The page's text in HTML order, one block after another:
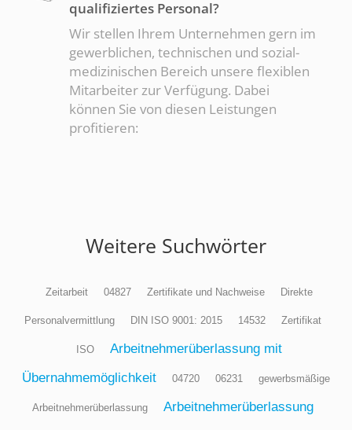
qualifiziertes Personal?
Wir stellen Ihrem Unternehmen gern im
gewerblichen, technischen und sozial-
medizinischen Bereich unsere flexiblen
Mitarbeiter zur Verfügung. Dabei
können Sie von diesen Leistungen
profitieren:
Weitere Suchwörter
Zeitarbeit 04827 Zertifikate und Nachweise Direkte
Personalvermittlung DIN ISO 9001: 2015 14532 Zertifikat
ISO
Arbeitnehmerüberlassung mit
Übernahmemöglichkeit
04720 06231 gewerbsmäßige
Arbeitnehmerüberlassung Arbeitnehmerüberlassung